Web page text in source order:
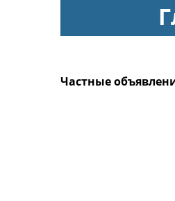
Частные